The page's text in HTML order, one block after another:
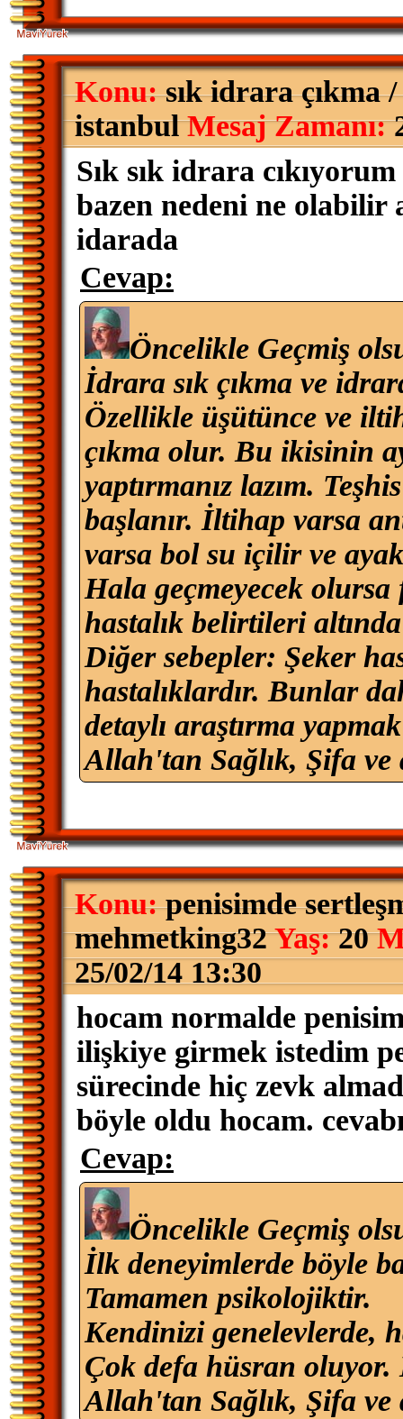
Konu:sık idrara çıkma
istanbulMesaj Zamanı:
Sık sık idrara
bazen nedeni ne olabilir
idarada
Cevap:
Öncelikle Geçmiş
İdrara sık çıkma ve
Özellikle üşütünce ve
çıkma olur. Bu ikisinin
yaptırmanız lazım.
başlanır. İltihap varsa
varsa bol su içilir ve
Hala geçmeyecek
hastalık belirtileri
Diğer sebepler: Şeker
hastalıklardır. Bunlar
detaylı araştırma
Allah'tan Sağlık, Şifa
Konu:penisimde
mehmetking32Yaş:20
25/02/14 13:30
hocam normalde
ilişkiye girmek istedim
sürecinde hiç zevk
böyle oldu hocam.
Cevap:
Öncelikle Geçmiş
İlk deneyimlerde böyle
Tamamen psikolojiktir.
Kendinizi genelevlerde,
Çok defa hüsran
Allah'tan Sağlık, Şifa